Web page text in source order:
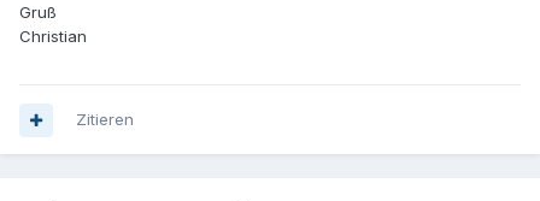
Gruß
Christian
Zitieren